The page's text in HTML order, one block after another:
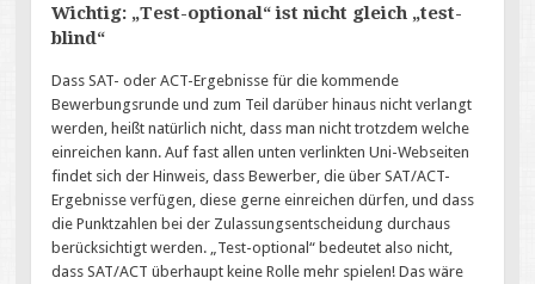
Wichtig: „Test-optional“ ist nicht gleich „test-
blind“
Dass SAT- oder ACT-Ergebnisse für die kommende
Bewerbungsrunde und zum Teil darüber hinaus nicht verlangt
werden, heißt natürlich nicht, dass man nicht trotzdem welche
einreichen kann. Auf fast allen unten verlinkten Uni-Webseiten
findet sich der Hinweis, dass Bewerber, die über SAT/ACT-
Ergebnisse verfügen, diese gerne einreichen dürfen, und dass
die Punktzahlen bei der Zulassungsentscheidung durchaus
berücksichtigt werden. „Test-optional“ bedeutet also nicht,
dass SAT/ACT überhaupt keine Rolle mehr spielen! Das wäre